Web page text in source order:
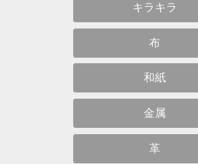
キラキラ
布
和紙
金属
革